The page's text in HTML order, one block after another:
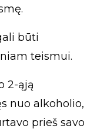
būti
teismui.
2-ąją
nuo alkoholio,
prieš savo